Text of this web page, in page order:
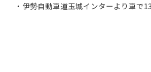
・伊勢自動車道玉城インターより車で